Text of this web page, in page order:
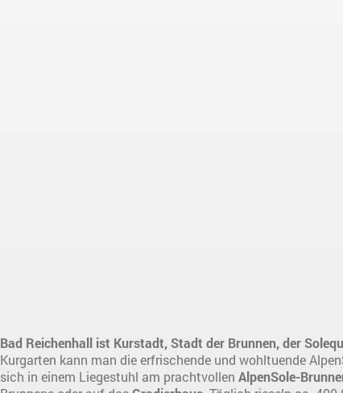
Bad Reichenhall ist Kurstadt, Stadt der Brunnen, der
Kurgarten kann man die erfrischende und wohltuende
sich in einem Liegestuhl am prachtvollen AlpenSole-